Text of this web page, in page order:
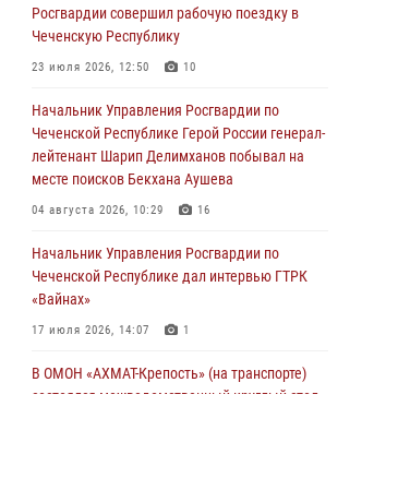
Военнослужащий Управления Росгвардии по
Чеченской Республике стал гостем рубрики
«Герои СВО» на ЧГТРК «Грозный»
В ДНР росгвардейцы уничтожили около 80
вражеских беспилотников самолётного типа
безопасность конно-спортивных
соревнований
Росгвардии совершил рабочую поездку в
Чеченскую Республику
23 июля 2026, 12:50 10
Начальник Управления Росгвардии по
Чеченской Республике Герой России генерал-
лейтенант Шарип Делимханов побывал на
месте поисков Бекхана Аушева
04 августа 2026, 10:29 16
Начальник Управления Росгвардии по
Чеченской Республике дал интервью ГТРК
«Вайнах»
17 июля 2026, 14:07 1
В ОМОН «АХМАТ-Крепость» (на транспорте)
состоялся межведомственный круглый стол